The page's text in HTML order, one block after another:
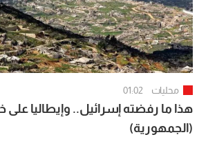
محليات 01:02
هذا ما رفضته إسرائيل.. وإيطاليا
(الجمهورية)